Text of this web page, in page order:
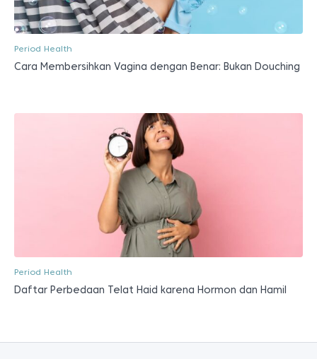
Period Health
Cara Membersihkan Vagina dengan Benar: Bukan Douching
Period Health
Daftar Perbedaan Telat Haid karena Hormon dan Hamil